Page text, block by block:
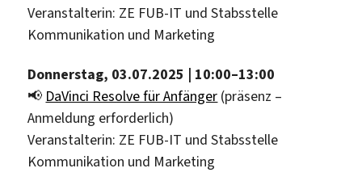
Veranstalterin: ZE FUB-IT und Stabsstelle
Kommunikation und Marketing
Donnerstag, 03.07.2025 | 10:00–13:00
📢 DaVinci Resolve für Anfänger (präsenz –
Anmeldung erforderlich)
Veranstalterin: ZE FUB-IT und Stabsstelle
Kommunikation und Marketing